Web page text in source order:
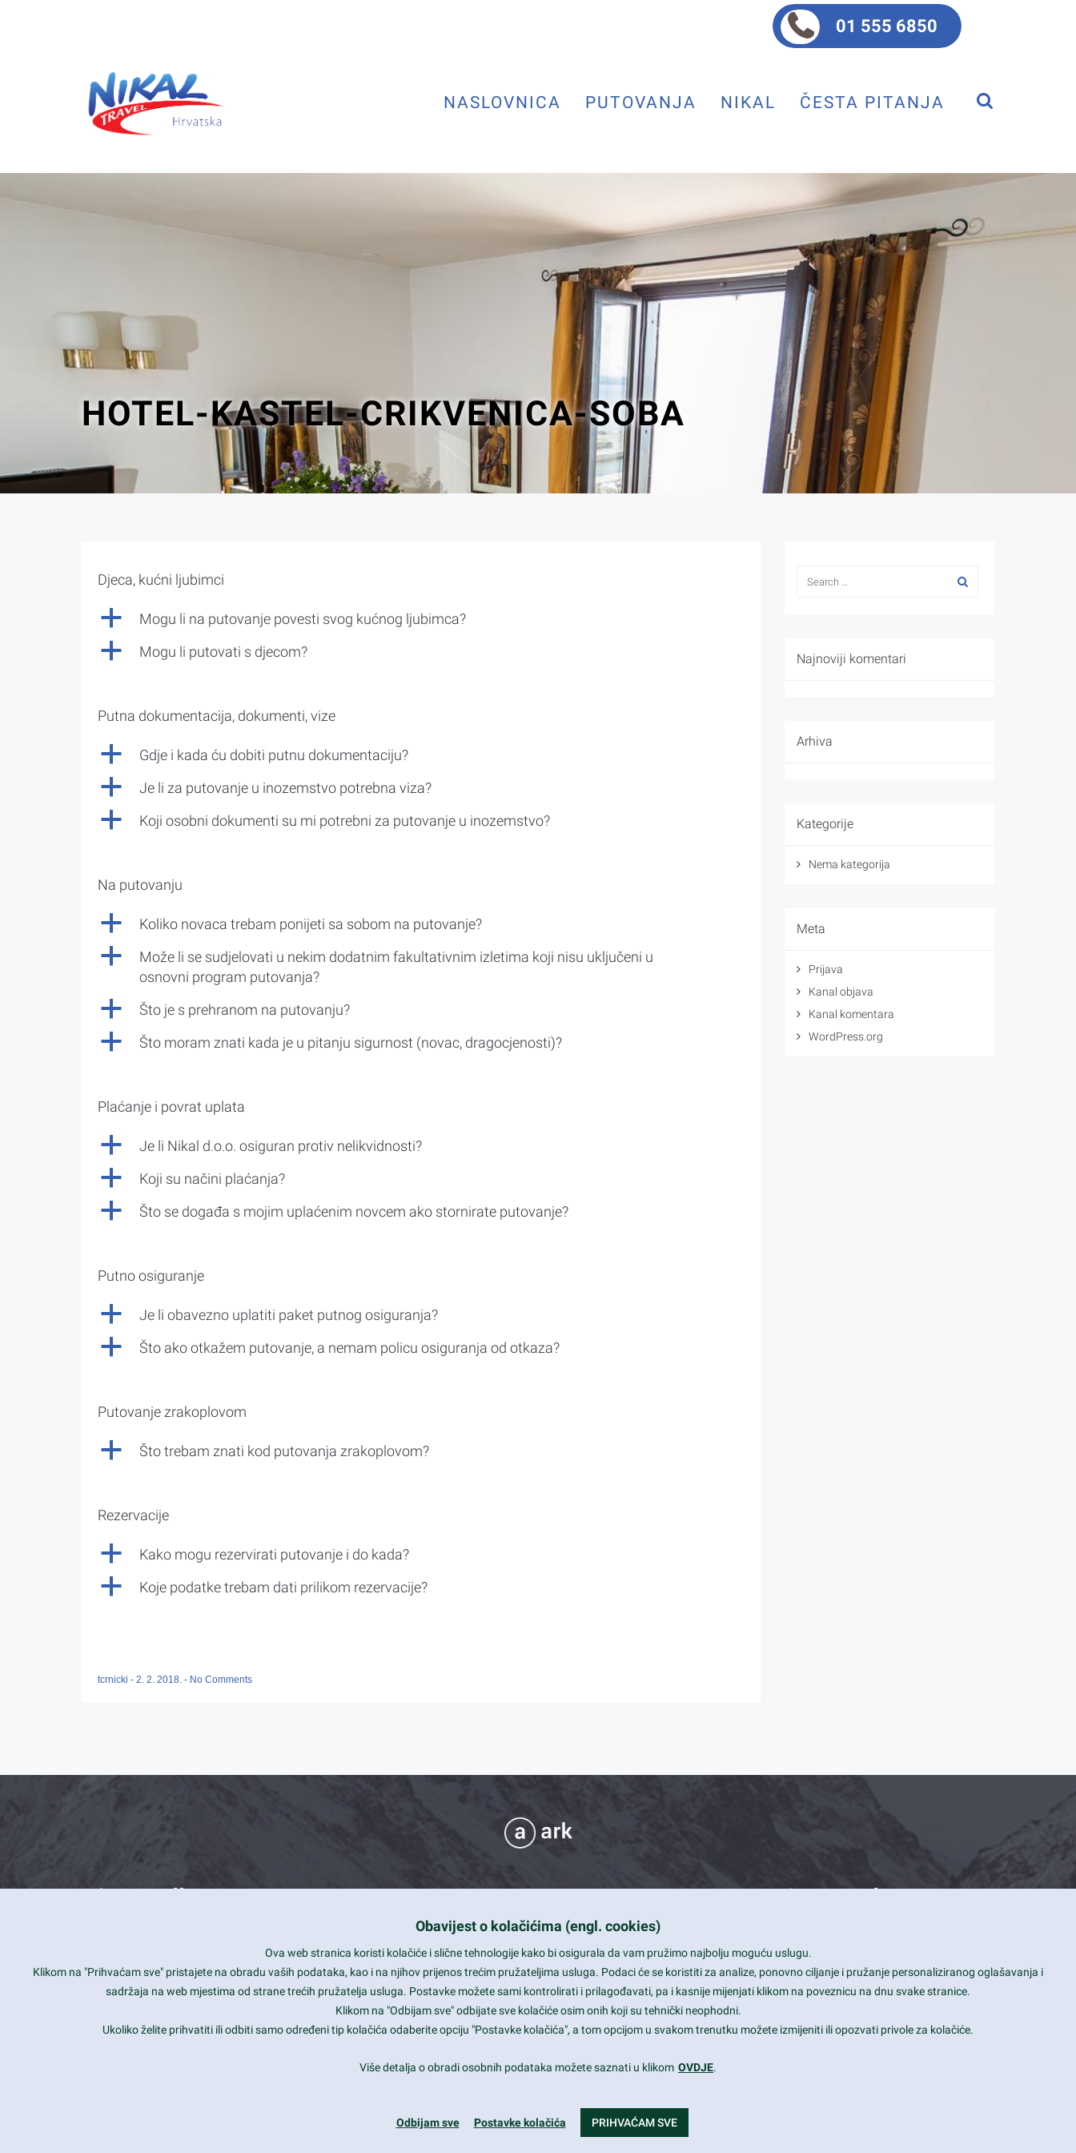
01 555 6850
NASLOVNICA PUTOVANJA NIKAL ČESTA PITANJA
HOTEL-KASTEL-CRIKVENICA-SOBA
Djeca, kućni ljubimci
a Mogu li na putovanje povesti svog kućnog ljubimca?
a Mogu li putovati s djecom?
Putna dokumentacija, dokumenti, vize
a Gdje i kada ću dobiti putnu dokumentaciju?
a Je li za putovanje u inozemstvo potrebna viza?
a Koji osobni dokumenti su mi potrebni za putovanje u inozemstvo?
Na putovanju
a Koliko novaca trebam ponijeti sa sobom na putovanje?
a
Može li se sudjelovati u nekim dodatnim fakultativnim izletima koji nisu uključeni u
osnovni program putovanja?
a Što je s prehranom na putovanju?
a Što moram znati kada je u pitanju sigurnost (novac, dragocjenosti)?
Plaćanje i povrat uplata
a Je li Nikal d.o.o. osiguran protiv nelikvidnosti?
a Koji su načini plaćanja?
a Što se događa s mojim uplaćenim novcem ako stornirate putovanje?
Putno osiguranje
a Je li obavezno uplatiti paket putnog osiguranja?
a Što ako otkažem putovanje, a nemam policu osiguranja od otkaza?
Putovanje zrakoplovom
a Što trebam znati kod putovanja zrakoplovom?
Rezervacije
a Kako mogu rezervirati putovanje i do kada?
a Koje podatke trebam dati prilikom rezervacije?
tcrnicki - 2. 2. 2018. - No Comments
Najnoviji komentari
Arhiva
Kategorije
Nema kategorija
Meta
Prijava
Kanal objava
Kanal komentara
WordPress.org
What we offer
Is your website user friendly?
Ark offers weekly stunning designs.
Why our customers love Ark?
Smart and beautiful design
Unlimited Eelements
Mobile ready
Contact Info
View, CA 94043
+1 650-253-0000
Daily: 9:00 am - 6:00 pm
Obavijest o kolačićima (engl. cookies)
Ova web stranica koristi kolačiće i slične tehnologije kako bi osigurala da vam pružimo najbolju moguću uslugu.
Klikom na "Prihvaćam sve" pristajete na obradu vaših podataka, kao i na njihov prijenos trećim pružateljima usluga. Podaci će se koristiti za analize, ponovno ciljanje i pružanje personaliziranog oglašavanja i
sadržaja na web mjestima od strane trećih pružatelja usluga. Postavke možete sami kontrolirati i prilagođavati, pa i kasnije mijenjati klikom na poveznicu na dnu svake stranice.
Klikom na "Odbijam sve" odbijate sve kolačiće osim onih koji su tehnički neophodni.
Ukoliko želite prihvatiti ili odbiti samo određeni tip kolačića odaberite opciju "Postavke kolačića", a tom opcijom u svakom trenutku možete izmijeniti ili opozvati privole za kolačiće.
Više detalja o obradi osobnih podataka možete saznati u klikom OVDJE.
Odbijam sve Postavke kolačića PRIHVAĆAM SVE